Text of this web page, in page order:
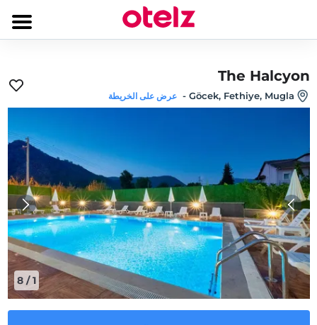
The Halcyon
Göcek, Fethiye, Mugla
- عرض على الخريطة
1
/
8